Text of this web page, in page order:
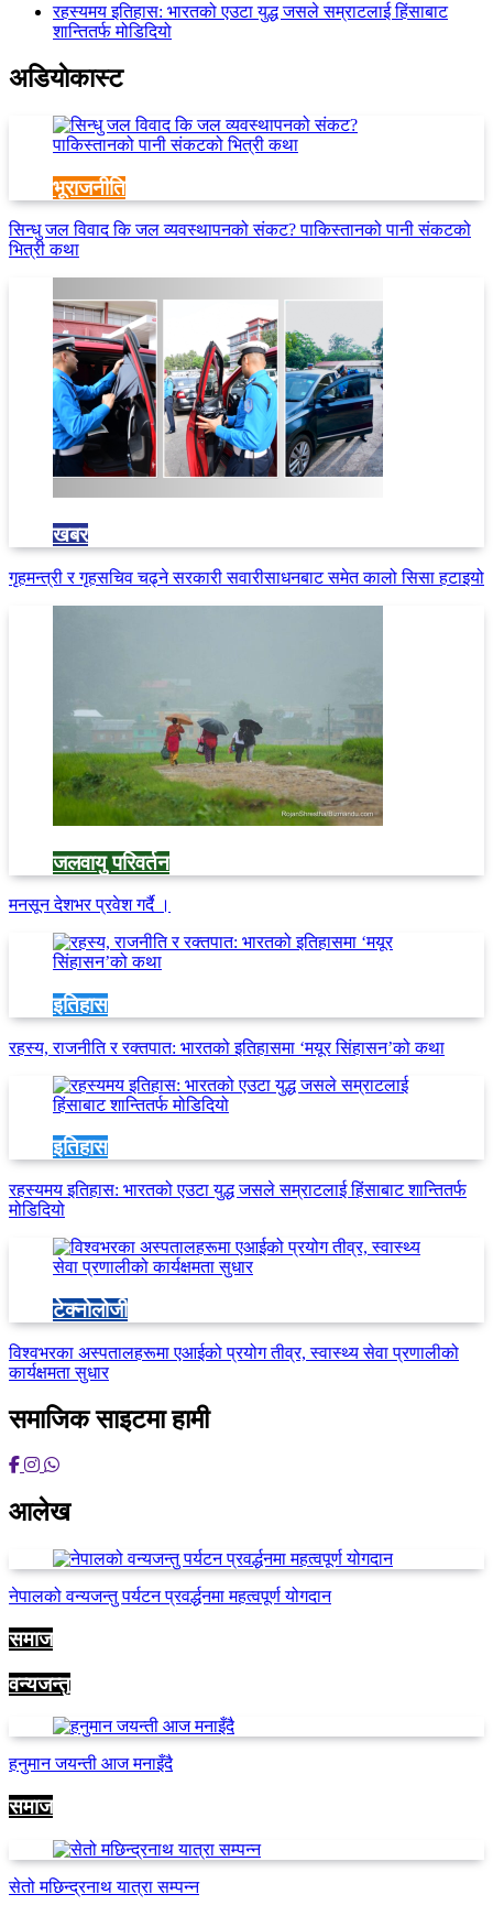
रहस्यमय इतिहास: भारतको एउटा युद्ध जसले सम्राटलाई हिंसाबाट
शान्तितर्फ मोडिदियो
अडियाेकास्ट
भूराजनीति
सिन्धु जल विवाद कि जल व्यवस्थापनको संकट? पाकिस्तानको पानी संकटको
भित्री कथा
खबर
गृहमन्त्री र गृहसचिव चढ्ने सरकारी सवारीसाधनबाट समेत कालो सिसा हटाइयो
जलवायु परिवर्तन
मनसून देशभर प्रवेश गर्दै ।
इतिहास
रहस्य, राजनीति र रक्तपात: भारतको इतिहासमा ‘मयूर सिंहासन’को कथा
इतिहास
रहस्यमय इतिहास: भारतको एउटा युद्ध जसले सम्राटलाई हिंसाबाट शान्तितर्फ
मोडिदियो
टेक्नोलोजी
विश्वभरका अस्पतालहरूमा एआईको प्रयोग तीव्र, स्वास्थ्य सेवा प्रणालीको
कार्यक्षमता सुधार
समाजिक साइटमा हामी
आलेख
नेपालको वन्यजन्तु पर्यटन प्रवर्द्धनमा महत्वपूर्ण योगदान
समाज
वन्यजन्तु
हनुमान जयन्ती आज मनाइँदै
समाज
सेतो मछिन्द्रनाथ यात्रा सम्पन्न